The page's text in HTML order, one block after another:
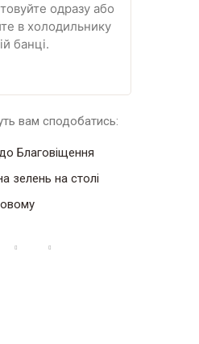
одразу або
в холодильнику
банці.
вам сподобатись:
Благовіщення
зелень на столі